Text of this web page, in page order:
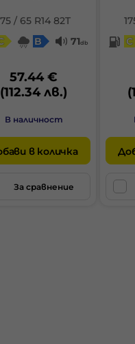
/ 65 R14 82T
B 71db
57.44 €
(112.34 лв.)
В наличност
в количка
За сравнение
C